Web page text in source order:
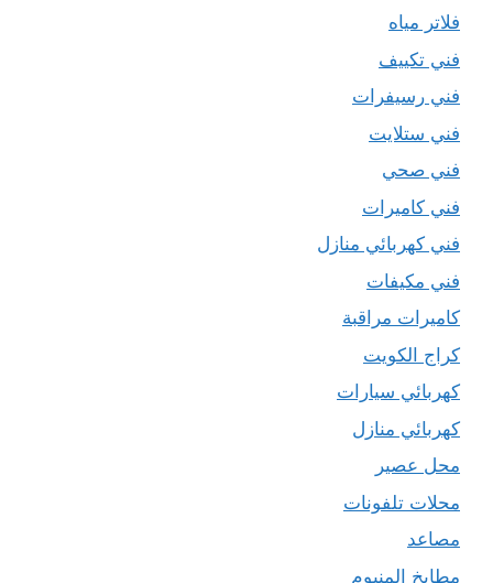
فلاتر مياه
فني تكييف
فني رسيفرات
فني ستلايت
فني صحي
فني كاميرات
فني كهربائي منازل
فني مكيفات
كاميرات مراقبة
كراج الكويت
كهربائي سيارات
كهربائي منازل
محل عصير
محلات تلفونات
مصاعد
مطابخ المنيوم